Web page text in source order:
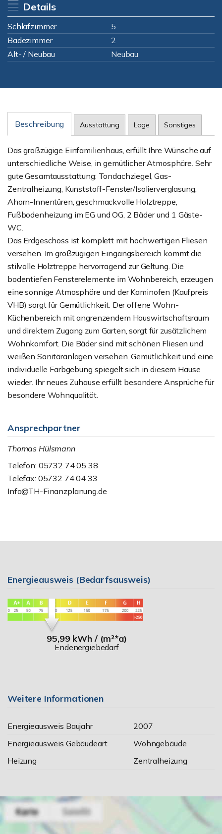
Details
Schlafzimmer
5
Badezimmer
2
Alt- / Neubau
Neubau
Beschreibung Ausstattung Lage Sonstiges
Das großzügige Einfamilienhaus, erfüllt Ihre Wünsche auf
unterschiedliche Weise, in gemütlicher Atmosphäre. Sehr
gute Gesamtausstattung: Tondachziegel, Gas-
Zentralheizung, Kunststoff-Fenster/Isolierverglasung,
Ahorn-Innentüren, geschmackvolle Holztreppe,
Fußbodenheizung im EG und OG, 2 Bäder und 1 Gäste-
WC.
Das Erdgeschoss ist komplett mit hochwertigen Fliesen
versehen. Im großzügigen Eingangsbereich kommt die
stilvolle Holztreppe hervorragend zur Geltung. Die
bodentiefen Fensterelemente im Wohnbereich, erzeugen
eine sonnige Atmosphäre und der Kaminofen (Kaufpreis
VHB) sorgt für Gemütlichkeit. Der offene Wohn-
Küchenbereich mit angrenzendem Hauswirtschaftsraum
und direktem Zugang zum Garten, sorgt für zusätzlichem
Wohnkomfort. Die Bäder sind mit schönen Fliesen und
weißen Sanitäranlagen versehen. Gemütlichkeit und eine
individuelle Farbgebung spiegelt sich in diesem Hause
wieder. Ihr neues Zuhause erfüllt besondere Ansprüche für
besondere Wohnqualität.
Ansprechpartner
Thomas Hülsmann
Telefon: 05732 74 05 38
Telefax: 05732 74 04 33
Info@TH-Finanzplanung.de
Energieausweis (Bedarfsausweis)
95,99 kWh / (m²*a)
Endenergiebedarf
Weitere Informationen
Energieausweis Baujahr
2007
Energieausweis Gebäudeart
Wohngebäude
Heizung
Zentralheizung